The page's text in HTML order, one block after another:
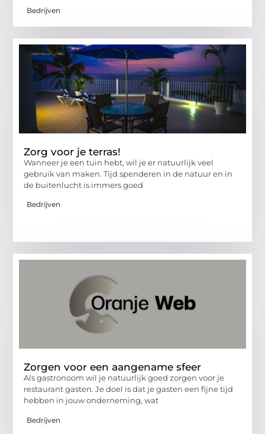
Bedrijven
Zorg voor je terras!
Wanneer je een tuin hebt, wil je er natuurlijk veel
gebruik van maken. Tijd spenderen in de natuur en in
de buitenlucht is immers goed
Bedrijven
Zorgen voor een aangename sfeer
Als gastronoom wil je natuurlijk goed zorgen voor je
restaurant gasten. Je doel is dat je gasten een fijne tijd
hebben in jouw onderneming, wat
Bedrijven